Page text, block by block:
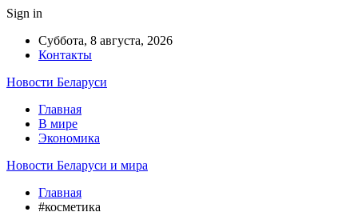
Sign in
Суббота, 8 августа, 2026
Контакты
Новости Беларуси
Главная
В мире
Экономика
Новости Беларуси и мира
Главная
#косметика